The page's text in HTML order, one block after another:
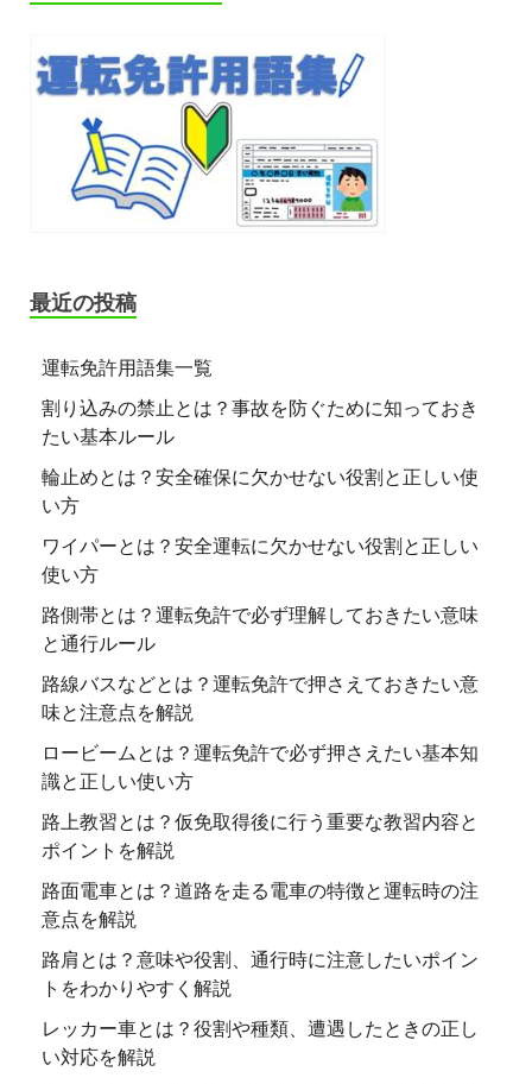
最近の投稿
運転免許用語集一覧
割り込みの禁止とは？事故を防ぐために知っておき
たい基本ルール
輪止めとは？安全確保に欠かせない役割と正しい使
い方
ワイパーとは？安全運転に欠かせない役割と正しい
使い方
路側帯とは？運転免許で必ず理解しておきたい意味
と通行ルール
路線バスなどとは？運転免許で押さえておきたい意
味と注意点を解説
ロービームとは？運転免許で必ず押さえたい基本知
識と正しい使い方
路上教習とは？仮免取得後に行う重要な教習内容と
ポイントを解説
路面電車とは？道路を走る電車の特徴と運転時の注
意点を解説
路肩とは？意味や役割、通行時に注意したいポイン
トをわかりやすく解説
レッカー車とは？役割や種類、遭遇したときの正し
い対応を解説